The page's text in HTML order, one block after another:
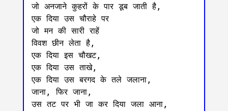
जो अनजाने कुहरों के पार डूब जाती है,
एक दिया उस चौराहे पर
जो मन की सारी राहें
विवश छीन लेता है,
एक दिया इस चौखट,
एक दिया उस ताखे,
एक दिया उस बरगद के तले जलाना,
जाना, फिर जाना,
उस तट पर भी जा कर दिया जला आना,